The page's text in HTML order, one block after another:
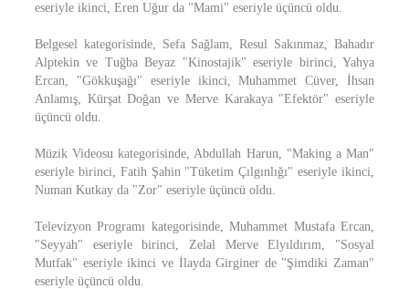
eseriyle ikinci, Eren Uğur da "Mami" eseriyle üçüncü oldu.
Belgesel kategorisinde, Sefa Sağlam, Resul Sakınmaz, Bahadır
Alptekin ve Tuğba Beyaz "Kinostajik" eseriyle birinci, Yahya
Ercan, "Gökkuşağı" eseriyle ikinci, Muhammet Cüver, İhsan
Anlamış, Kürşat Doğan ve Merve Karakaya "Efektör" eseriyle
üçüncü oldu.
Müzik Videosu kategorisinde, Abdullah Harun, "Making a Man"
eseriyle birinci, Fatih Şahin "Tüketim Çılgınlığı" eseriyle ikinci,
Numan Kutkay da "Zor" eseriyle üçüncü oldu.
Televizyon Programı kategorisinde, Muhammet Mustafa Ercan,
"Seyyah" eseriyle birinci, Zelal Merve Elyıldırım, "Sosyal
Mutfak" eseriyle ikinci ve İlayda Girginer de "Şimdiki Zaman"
eseriyle üçüncü oldu.